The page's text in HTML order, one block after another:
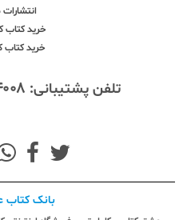
انتشارات
خرید کتاب
خرید کتاب
تلفن پشتیبانی:
بانک